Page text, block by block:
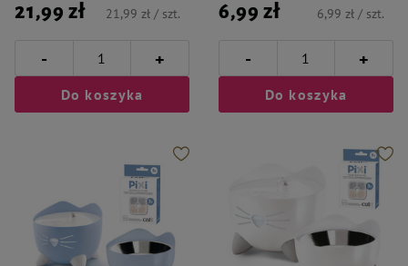
21,99 zł 21,99 zł / szt.
- +
Do koszyka
6,99 zł 6,99 zł / szt.
- +
Do koszyka